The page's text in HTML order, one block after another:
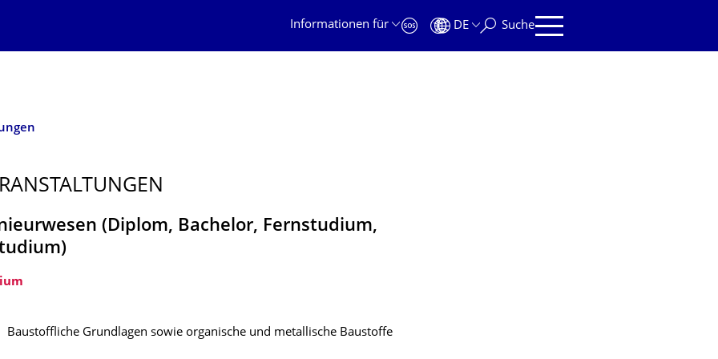
Informationen für
DE Suche
(Diplom, Bachelor, Fernstudium,
Baustoffliche Grundlagen sowie organische und metallische Baustoffe